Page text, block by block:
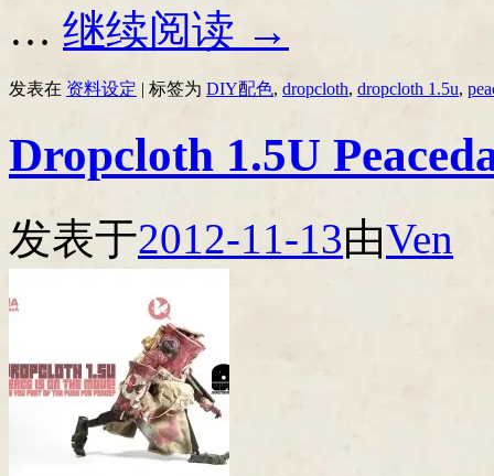
… 继续阅读 →
发表在 资料设定 | 标签为 DIY配色, dropcloth, dropcloth 1.5u,
Dropcloth 1.5U
发表于2012-11-13由Ven